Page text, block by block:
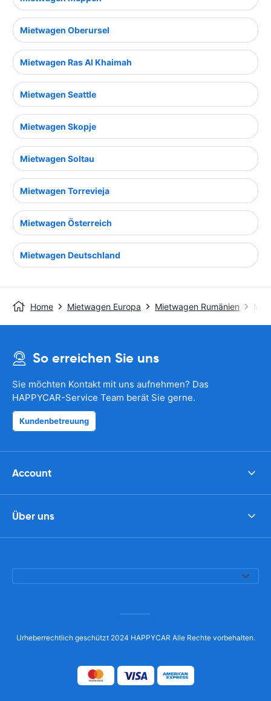
Mietwagen Oberursel
Mietwagen Ras Al Khaimah
Mietwagen Seattle
Mietwagen Skopje
Mietwagen Soltau
Mietwagen Torrevieja
Mietwagen Österreich
Mietwagen Deutschland
Home Mietwagen Europa Mietwagen Rumänien
So erreichen Sie uns
Sie möchten Kontakt mit uns aufnehmen? Das
HAPPYCAR-Service Team berät Sie gerne.
Kundenbetreuung
Account
Über uns
Urheberrechtlich geschützt 2024 HAPPYCAR Alle Rechte vorbehalten.